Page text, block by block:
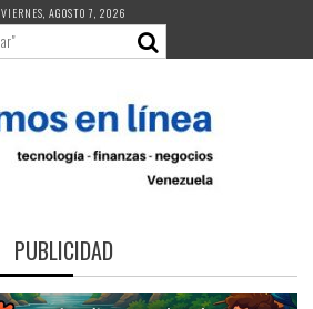
VIERNES, AGOSTO 7, 2026
PUBLICIDAD